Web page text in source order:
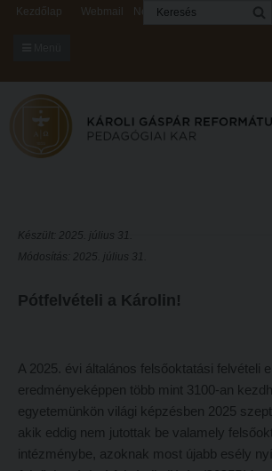
KARUNKRÓL
Dékáni Hivatal
Bizottságok
Hitélet
Intézetek
Gyakorlati és Továbbképzési Intézet
Minőségbiztosítás
Kezdőlap Webmail Neptun Digitális
Keresés
KARUNKRÓL
Bizottságok
Hitélet
Készült: 2025. július 31.
Módosítás: 2025. július 31.
Pótfelvételi a Károlin!
A 2025. évi általános felsőoktatási felvételi
eredményeképpen több mint 3100-an
egyetemünkön világi képzésben 2025
akik eddig nem jutottak be valamely
intézménybe, azoknak most újabb esély